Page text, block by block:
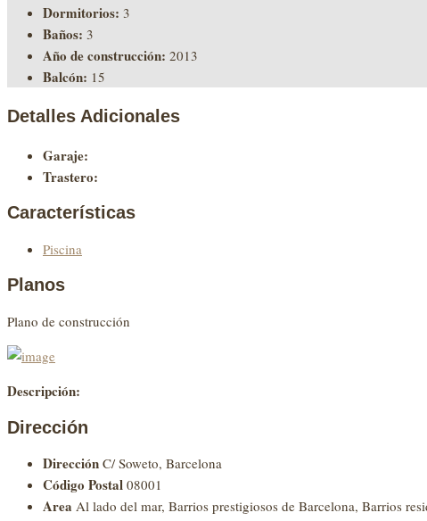
Dormitorios: 3
Baños: 3
Año de construcción: 2013
Balcón: 15
Detalles Adicionales
Garaje:
Trastero:
Características
Piscina
Planos
Plano de construcción
Descripción:
Dirección
Dirección C/ Soweto, Barcelona
Código Postal 08001
Area Al lado del mar, Barrios prestigiosos de Barcelona, Barrios